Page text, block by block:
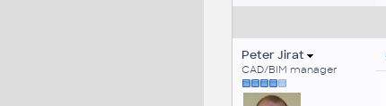
Peter Jirat
CAD/BIM manager